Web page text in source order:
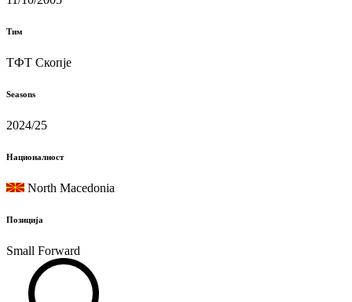
Тим
ТФТ Скопје
Seasons
2024/25
Националност
North Macedonia
Позиција
Small Forward